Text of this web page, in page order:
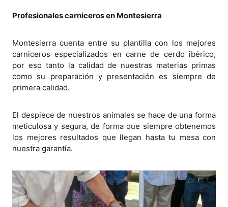
Profesionales carniceros en Montesierra
Montesierra cuenta entre su plantilla con los mejores
carniceros especializados en carne de cerdo ibérico,
por eso tanto la calidad de nuestras materias primas
como su preparación y presentación es siempre de
primera calidad.
El despiece de nuestros animales se hace de una forma
meticulosa y segura, de forma que siempre obtenemos
los mejores resultados que llegan hasta tu mesa con
nuestra garantía.